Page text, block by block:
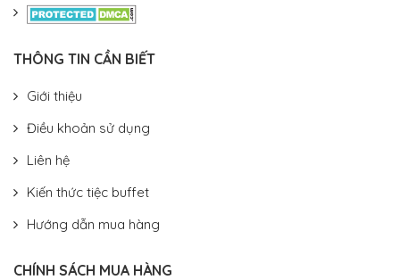
THÔNG TIN CẦN BIẾT
Giới thiệu
Điều khoản sử dụng
Liên hệ
Kiến thức tiệc buffet
Hướng dẫn mua hàng
CHÍNH SÁCH MUA HÀNG